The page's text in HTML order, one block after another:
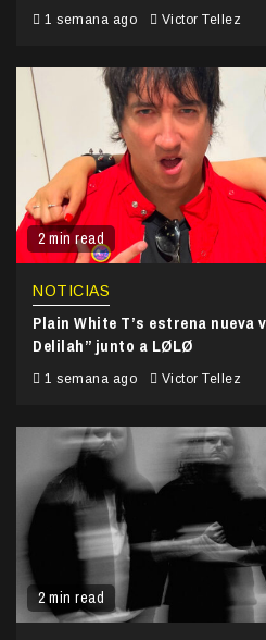
1 semana ago Victor Tellez
2 min read
NOTICIAS
Plain White T’s estrena nueva
Delilah” junto a LØLØ
1 semana ago Victor Tellez
2 min read